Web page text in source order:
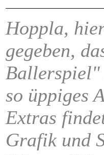
Hoppla,
gegeben,
Ballerspiel"
so üppiges
Extras
Grafik und